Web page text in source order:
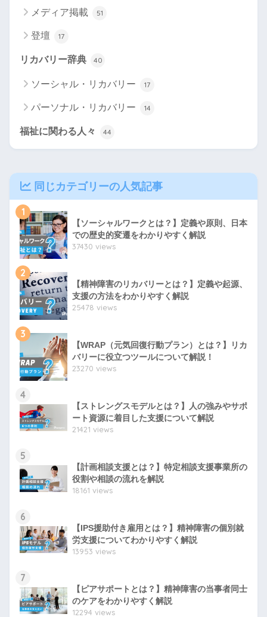
メディア掲載 51
登壇 17
リカバリー辞典 40
ソーシャル・リカバリー 17
パーソナル・リカバリー 14
福祉に関わる人々 44
同じカテゴリーの人気記事
1
【ソーシャルワークとは？】定義や原則、日本
での歴史的変遷をわかりやすく解説
37430 views
2
【精神障害のリカバリーとは？】定義や起源、
支援の方法をわかりやすく解説
25478 views
3
【WRAP（元気回復行動プラン）とは？】リカ
バリーに役立つツールについて解説！
23270 views
4
【ストレングスモデルとは？】人の強みやサポ
ート資源に着目した支援について解説
21421 views
5
【計画相談支援とは？】特定相談支援事業所の
役割や相談の流れを解説
18161 views
6
【IPS援助付き雇用とは？】精神障害の個別就
労支援についてわかりやすく解説
13953 views
7
【ピアサポートとは？】精神障害の当事者同士
のケアをわかりやすく解説
12294 views